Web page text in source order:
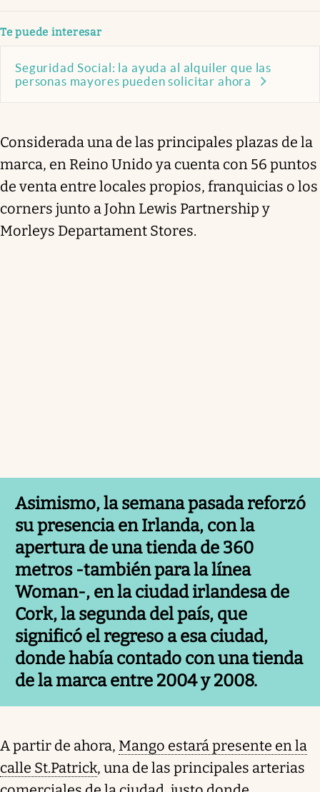
Te puede interesar
Seguridad Social: la ayuda al alquiler que las
personas mayores pueden solicitar ahora
Considerada una de las principales plazas de la
marca, en Reino Unido ya cuenta con 56 puntos
de venta entre locales propios, franquicias o los
corners junto a John Lewis Partnership y
Morleys Departament Stores.
Asimismo, la semana pasada reforzó
su presencia en Irlanda, con la
apertura de una tienda de 360
metros -también para la línea
Woman-, en la ciudad irlandesa de
Cork, la segunda del país, que
significó el regreso a esa ciudad,
donde había contado con una tienda
de la marca entre 2004 y 2008.
A partir de ahora, Mango estará presente en la
calle St.Patrick, una de las principales arterias